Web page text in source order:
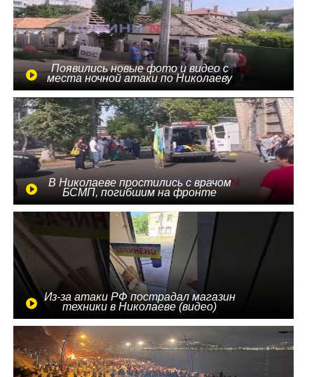
Появились новые фото и видео с
места ночной атаки по Николаеву
В Николаеве простились с врачом
БСМП, погибшим на фронте
Из-за атаки РФ пострадал магазин
техники в Николаеве (видео)